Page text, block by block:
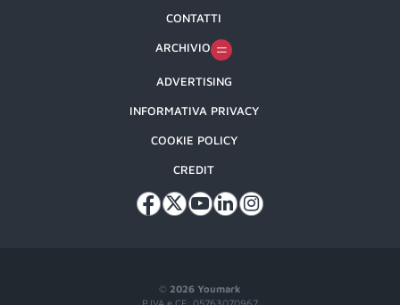
© 2026 Youmark
CONTATTI
ARCHIVIO
ADVERTISING
INFORMATIVA PRIVACY
COOKIE POLICY
CREDIT